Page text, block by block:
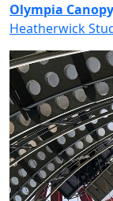
Olympia
Heatherwick